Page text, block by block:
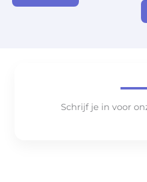
Schrijf je in voor